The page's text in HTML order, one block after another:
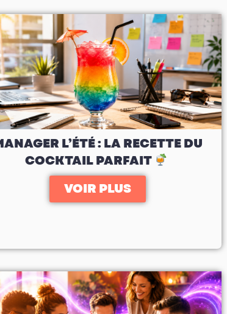
L’ÉTÉ : LA RECETTE DU
COCKTAIL PARFAIT
VOIR PLUS